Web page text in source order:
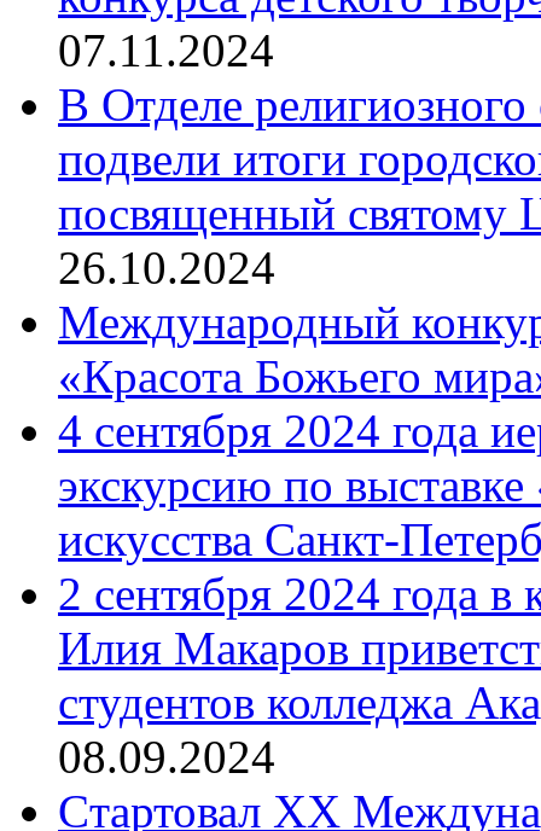
07.11.2024
В Отделе религиозного
подвели итоги
посвященный святому
26.10.2024
Международный
«Красота Божьего
4 сентября 2024 года
экскурсию по
искусства Санкт-
2 сентября 2024 года
Илия Макаров
студентов колледжа
08.09.2024
Cтартовал XX